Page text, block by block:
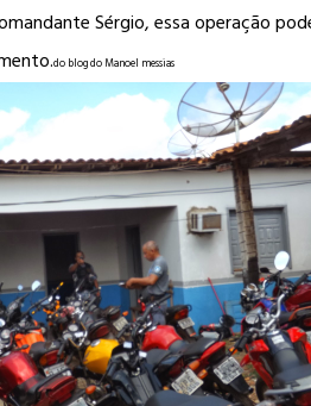
Sérgio, essa operação
do blog do Manoel messias